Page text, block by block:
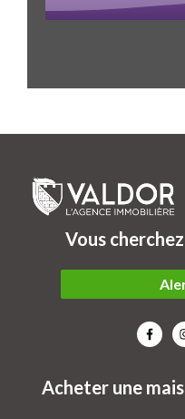
Acheter une
Vous